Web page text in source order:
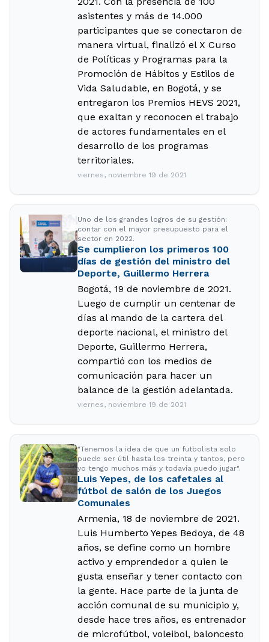
asistentes y más de 14.000
participantes que se conectaron de
manera virtual, finalizó el X Curso
de Políticas y Programas para la
Promoción de Hábitos y Estilos de
Vida Saludable, en Bogotá, y se
entregaron los Premios HEVS 2021,
que exaltan y reconocen el trabajo
de actores fundamentales en el
desarrollo de los programas
territoriales.
viernes, noviembre 19 de 2021
Uno de los grandes logros de su gestión:
contar con el mayor presupuesto para el
sector en 2022.
Se cumplieron los primeros 100
días de gestión del ministro del
Deporte, Guillermo Herrera
Bogotá, 19 de noviembre de 2021.
Luego de cumplir un centenar de
días al mando de la cartera del
deporte nacional, el ministro del
Deporte, Guillermo Herrera,
compartió con los medios de
comunicación para hacer un
balance de la gestión adelantada.
viernes, noviembre 19 de 2021
"Tenemos la idea de que un futbolista solo
puede ser útil hasta los treinta y tantos, pero
yo tengo muchos más y todavía puedo jugar".
Luis Yepes, de los cafetales al
fútbol de salón de los Juegos
Comunales
Armenia, 18 de noviembre de 2021.
Luis Humberto Yepes Bedoya, de 48
años, se define como un hombre
activo y emprendedor a quien le
gusta enseñar y tener contacto con
la gente. Hace parte de la junta de
acción comunal de su municipio y,
desde hace tres años, es entrenador
de microfútbol, voleibol, baloncesto